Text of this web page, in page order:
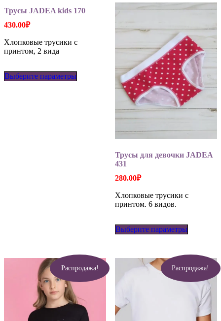
Трусы JADEA kids 170
430.00₽
Хлопковые трусики с
принтом, 2 вида
Выберите параметры
Трусы для девочки JADEA
431
280.00₽
Хлопковые трусики с
принтом. 6 видов.
Выберите параметры
Опции
можно
выбрать
странице
товара.
Распродажа! Распродажа!